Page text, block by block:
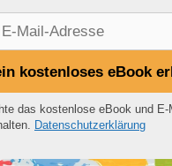
kostenloses eBook
das kostenlose eBook und
Datenschutzerklärung